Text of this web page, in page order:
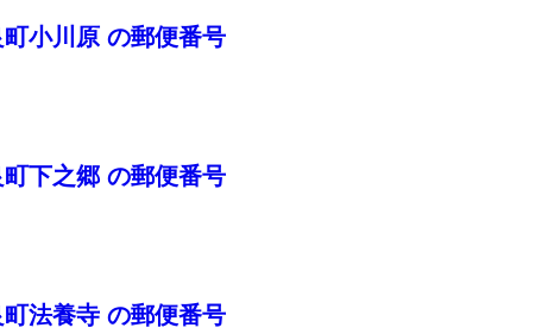
小川原 の郵便番号
下之郷 の郵便番号
法養寺 の郵便番号